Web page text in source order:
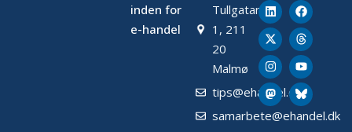
inden for
e-handel
Tullgatan
1, 211
20
Malmø
tips@ehandel.dk
samarbete@ehandel.dk